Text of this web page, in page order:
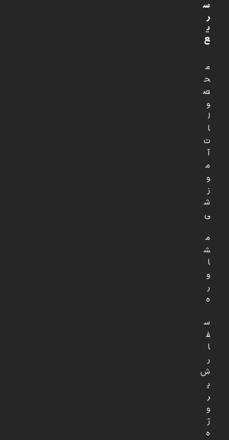
س
ر
ی
ع
م
ح
ص
و
ل
ا
ت
آ
م
و
ز
ش
ی
م
ش
ا
و
ر
ه
س
ف
ا
ر
ش
پ
ر
و
ژ
ه